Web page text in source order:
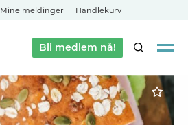
Mine meldinger Handlekurv
Bli medlem nå!SØK